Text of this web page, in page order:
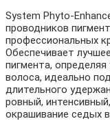
System Phyto-
проводников
профессиональных
Обеспечивает
пигмента,
волоса, идеально
длительного
ровный,
окрашивание седых